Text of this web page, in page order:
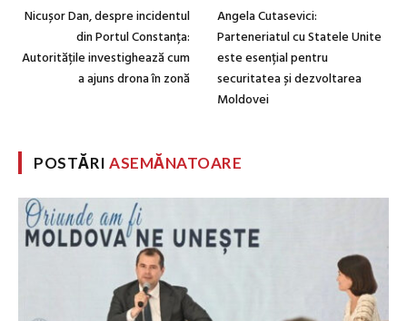
Nicușor Dan, despre incidentul
din Portul Constanța:
Autoritățile investighează cum
a ajuns drona în zonă
Angela Cutasevici:
Parteneriatul cu Statele Unite
este esențial pentru
securitatea și dezvoltarea
Moldovei
POSTĂRIASEMĂNATOARE